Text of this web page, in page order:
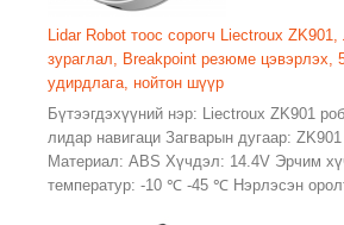
Lidar Robot тоос сорогч Liectroux
зураглал, Breakpoint резюме цэвэрлэх,
удирдлага, нойтон шүүр
Бүтээгдэхүүний нэр: Liectroux ZK901
лидар навигаци Загварын дугаар:
Материал: ABS Хүчдэл: 14.4V Эрчим
температур: -10 ℃ -45 ℃ Нэрлэсэн